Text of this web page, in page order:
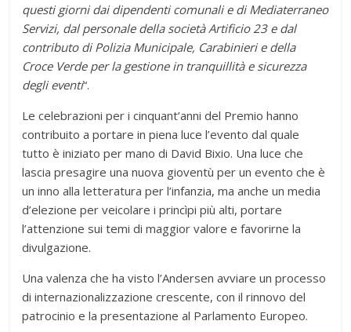
questi giorni dai dipendenti comunali e di Mediaterraneo
Servizi, dal personale della società Artificio 23 e dal
contributo di Polizia Municipale, Carabinieri e della
Croce Verde per la gestione in tranquillità e sicurezza
degli eventi“.
Le celebrazioni per i cinquant’anni del Premio hanno
contribuito a portare in piena luce l’evento dal quale
tutto è iniziato per mano di David Bixio. Una luce che
lascia presagire una nuova gioventù per un evento che è
un inno alla letteratura per l’infanzia, ma anche un media
d’elezione per veicolare i princìpi più alti, portare
l’attenzione sui temi di maggior valore e favorirne la
divulgazione.
Una valenza che ha visto l’Andersen avviare un processo
di internazionalizzazione crescente, con il rinnovo del
patrocinio e la presentazione al Parlamento Europeo.